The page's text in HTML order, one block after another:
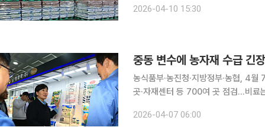
작황 호조로 출하량이 늘며 값이 약세
2026-04-10 15:30
중동 변수에 농자재 수급 긴
농식품부·농진청·지방정부·농협, 4
곳·자재센터 등 700여 곳 점검…비료는 17개 제조업
재 수급 불안과 가격 상승 우려가 커
2026-04-07 06:00